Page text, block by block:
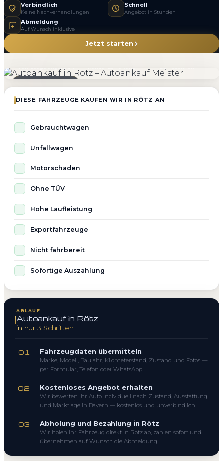
Verbindlich
Keine Nachverhandlungen
Schnell
Angebot in Stunden
Abmeldung
Auf Wunsch inklusive
Jetzt starten
DIESE FAHRZEUGE KAUFEN WIR IN RÖTZ AN
Gebrauchtwagen
Unfallwagen
Motorschaden
Ohne TÜV
Hohe Laufleistung
Exportfahrzeuge
Nicht fahrbereit
Sofortige Auszahlung
ABLAUF
Autoankauf in Rötz
in nur 3 Schritten
01 Fahrzeugdaten übermitteln
Marke, Modell, Baujahr, Kilometerstand, Zustand und Fotos —
per Formular, Telefon oder WhatsApp
02 Kostenloses Angebot erhalten
Wir bewerten Ihr Auto individuell nach Zustand, Ausstattung
und Marktlage in Bayern — kostenlos und unverbindlich
03 Abholung und Bezahlung in Rötz
Wir holen Ihr Fahrzeug direkt in Rötz ab, zahlen sofort und
übernehmen auf Wunsch die Abmeldung